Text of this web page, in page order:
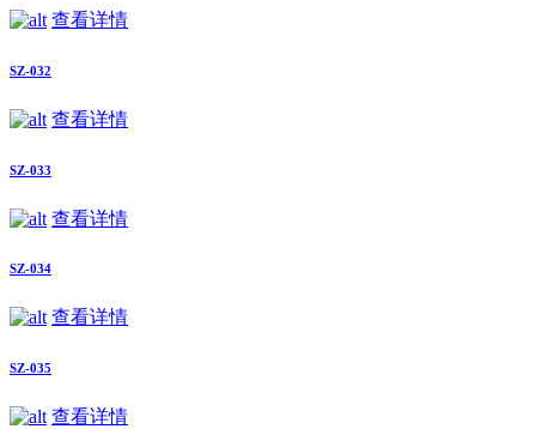
查看详情
SZ-032
查看详情
SZ-033
查看详情
SZ-034
查看详情
SZ-035
查看详情